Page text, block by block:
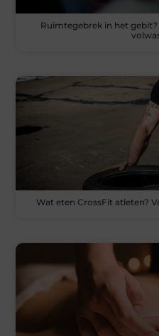
Ruimtegebrek in het
Wat eten CrossFit atleten?